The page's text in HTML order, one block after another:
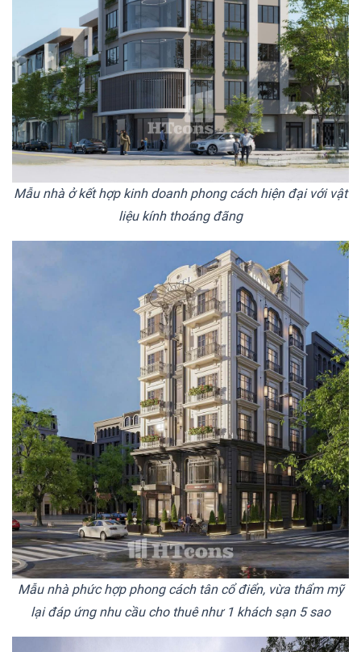
Mẫu nhà ở kết hợp kinh doanh phong cách hiện đại với vật
liệu kính thoáng đãng
Mẫu nhà phức hợp phong cách tân cổ điển, vừa thẩm mỹ
lại đáp ứng nhu cầu cho thuê như 1 khách sạn 5 sao